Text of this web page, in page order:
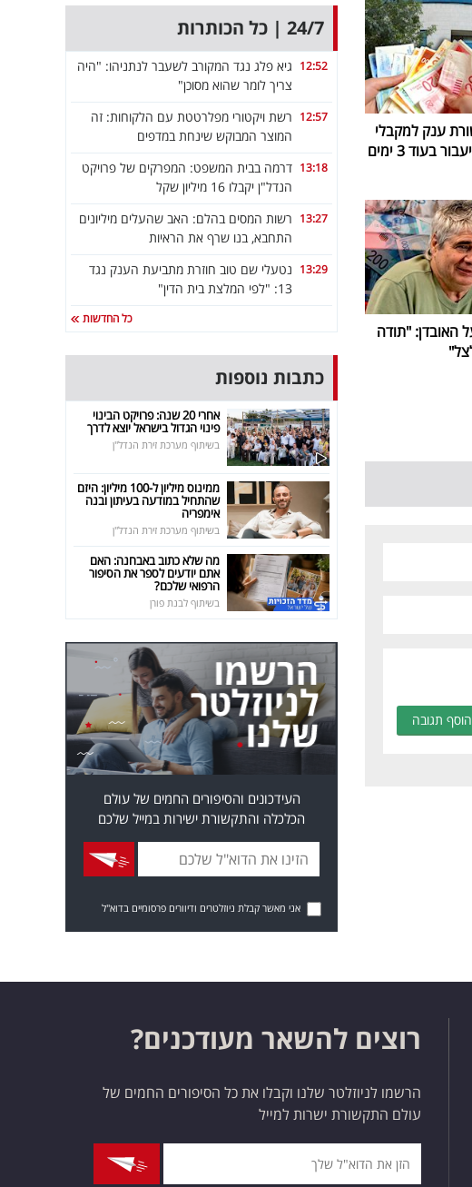
ענק למקבלי
בעוד 3 ימים
האובדן: "תודה
הוסף תגובה
24/7 | כל הכותרות
12:52 גיא פלג נגד המקורב לשעבר לנתניהו: "היה
צריך לומר שהוא מסוכן"
12:57 רשת ויקטורי מפלרטטת עם הלקוחות: זה
המוצר המבוקש שינחת במדפים
13:18 דרמה בבית המשפט: המפרקים של פרויקט
הנדל"ן יקבלו 16 מיליון שקל
13:27 רשות המסים בהלם: האב שהעלים מיליונים
התחבא, בנו שרף את הראיות
13:29 נטעלי שם טוב חוזרת מתביעת הענק נגד
13: "לפי המלצת בית הדין"
כל החדשות
כתבות נוספות
אחרי 20 שנה: פרויקט הבינוי
פינוי הגדול בישראל יוצא לדרך
בשיתוף מערכת זירת הנדל"ן
ממינוס מיליון ל-100 מיליון: היזם
שהתחיל במודעה בעיתון ובנה
אימפריה
בשיתוף מערכת זירת הנדל"ן
מה שלא כתוב באבחנה: האם
אתם יודעים לספר את הסיפור
הרפואי שלכם?
בשיתוף לבנת פורן
העידכונים והסיפורים החמים של עולם
הכלכלה והתקשורת ישירות במייל שלכם
אני מאשר קבלת ניוזלטרים ודיוורים פרסומיים בדוא"ל
רוצים להשאר מעודכנים?
הרשמו לניוזלטר שלנו וקבלו את כל הסיפורים החמים של
עולם התקשורת ישרות למייל